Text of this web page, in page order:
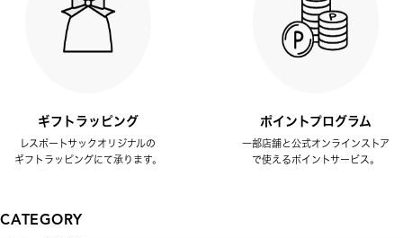
ギフトラッピング
レスポートサックオリジナルの
ギフトラッピングにて承ります。
ポイントプログラム
一部店舗と公式オンラインストア
で使えるポイントサービス。
CATEGORY